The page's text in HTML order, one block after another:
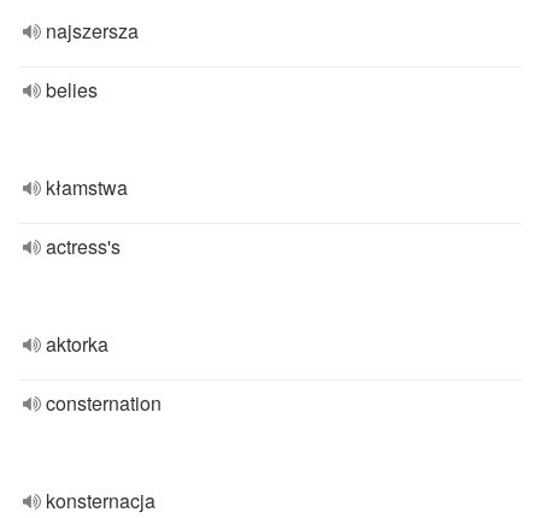
najszersza
belies
kłamstwa
actress's
aktorka
consternation
konsternacja